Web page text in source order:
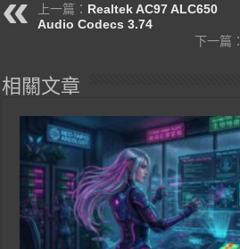
上一篇： Realtek AC97 ALC650
Audio Codecs 3.74
下一篇：
相關文章